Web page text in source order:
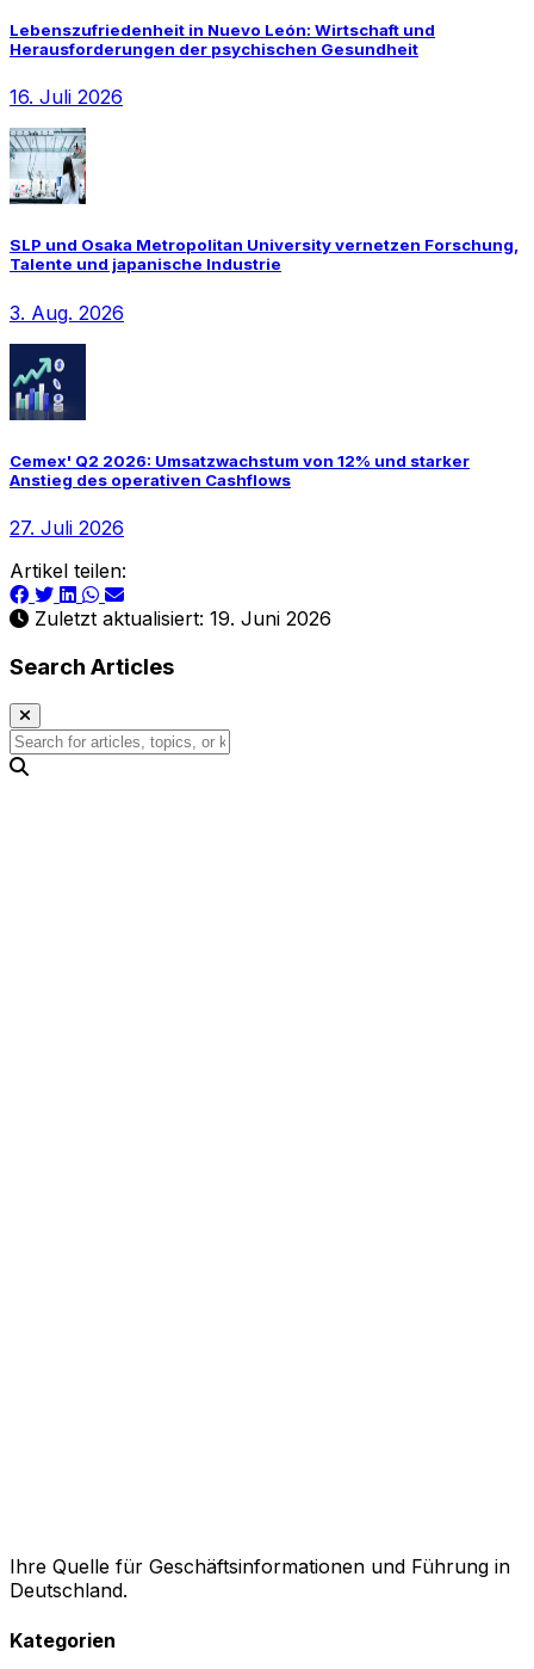
Lebenszufriedenheit in Nuevo León: Wirtschaft und
Herausforderungen der psychischen Gesundheit
16. Juli 2026
SLP und Osaka Metropolitan University vernetzen Forschung,
Talente und japanische Industrie
3. Aug. 2026
Cemex' Q2 2026: Umsatzwachstum von 12% und starker
Anstieg des operativen Cashflows
27. Juli 2026
Artikel teilen:
Zuletzt aktualisiert: 19. Juni 2026
Search Articles
Ihre Quelle für Geschäftsinformationen und Führung in
Deutschland.
Kategorien